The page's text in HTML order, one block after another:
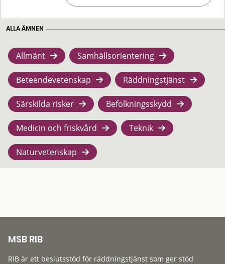
ALLA ÄMNEN
Allmänt Samhällsorientering
Beteendevetenskap Räddningstjänst
Särskilda risker Befolkningsskydd
Medicin och friskvård Teknik
Naturvetenskap
MSB RIB
RIB är ett beslutsstöd för räddningstjänst som ger stöd